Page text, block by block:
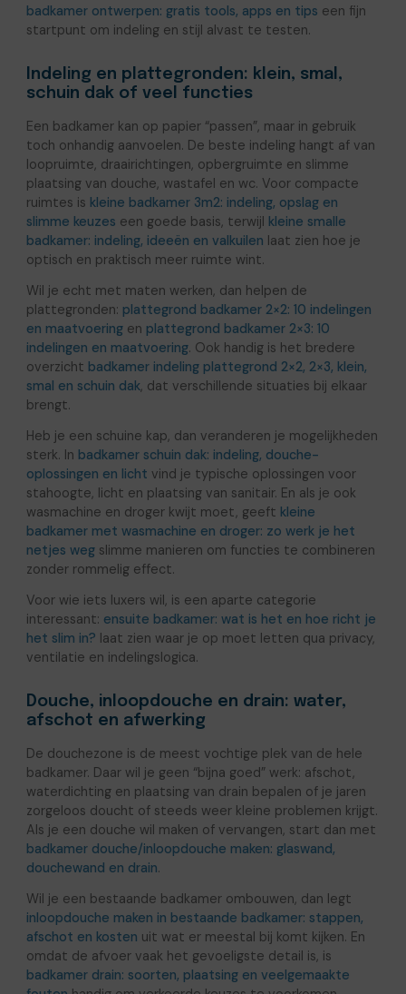
badkamer ontwerpen: gratis tools, apps en tips een fijn
startpunt om indeling en stijl alvast te testen.
Indeling en plattegronden: klein, smal,
schuin dak of veel functies
Een badkamer kan op papier “passen”, maar in gebruik
toch onhandig aanvoelen. De beste indeling hangt af van
loopruimte, draairichtingen, opbergruimte en slimme
plaatsing van douche, wastafel en wc. Voor compacte
ruimtes is kleine badkamer 3m2: indeling, opslag en
slimme keuzes een goede basis, terwijl kleine smalle
badkamer: indeling, ideeën en valkuilen laat zien hoe je
optisch en praktisch meer ruimte wint.
Wil je echt met maten werken, dan helpen de
plattegronden: plattegrond badkamer 2×2: 10 indelingen
en maatvoeringen plattegrond badkamer 2×3: 10
indelingen en maatvoering. Ook handig is het bredere
overzicht badkamer indeling plattegrond 2×2, 2×3, klein,
smal en schuin dak, dat verschillende situaties bij elkaar
brengt.
Heb je een schuine kap, dan veranderen je mogelijkheden
sterk. In badkamer schuin dak: indeling, douche-
oplossingen en licht vind je typische oplossingen voor
stahoogte, licht en plaatsing van sanitair. En als je ook
wasmachine en droger kwijt moet, geeft kleine
badkamer met wasmachine en droger: zo werk je het
netjes wegslimme manieren om functies te combineren
zonder rommelig effect.
Voor wie iets luxers wil, is een aparte categorie
interessant: ensuite badkamer: wat is het en hoe richt je
het slim in? laat zien waar je op moet letten qua privacy,
ventilatie en indelingslogica.
Douche, inloopdouche en drain: water,
afschot en afwerking
De douchezone is de meest vochtige plek van de hele
badkamer. Daar wil je geen “bijna goed” werk: afschot,
waterdichting en plaatsing van drain bepalen of je jaren
zorgeloos doucht of steeds weer kleine problemen krijgt.
Als je een douche wil maken of vervangen, start dan met
badkamer douche/inloopdouche maken: glaswand,
douchewand en drain.
Wil je een bestaande badkamer ombouwen, dan legt
inloopdouche maken in bestaande badkamer: stappen,
afschot en kosten uit wat er meestal bij komt kijken. En
omdat de afvoer vaak het gevoeligste detail is, is
badkamer drain: soorten, plaatsing en veelgemaakte